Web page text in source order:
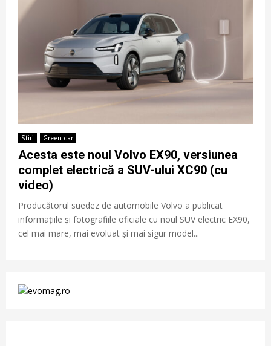
Stiri Green car
Acesta este noul Volvo EX90, versiunea
complet electrică a SUV-ului XC90 (cu
video)
Producătorul suedez de automobile Volvo a publicat
informațiile și fotografiile oficiale cu noul SUV electric EX90,
cel mai mare, mai evoluat și mai sigur model...